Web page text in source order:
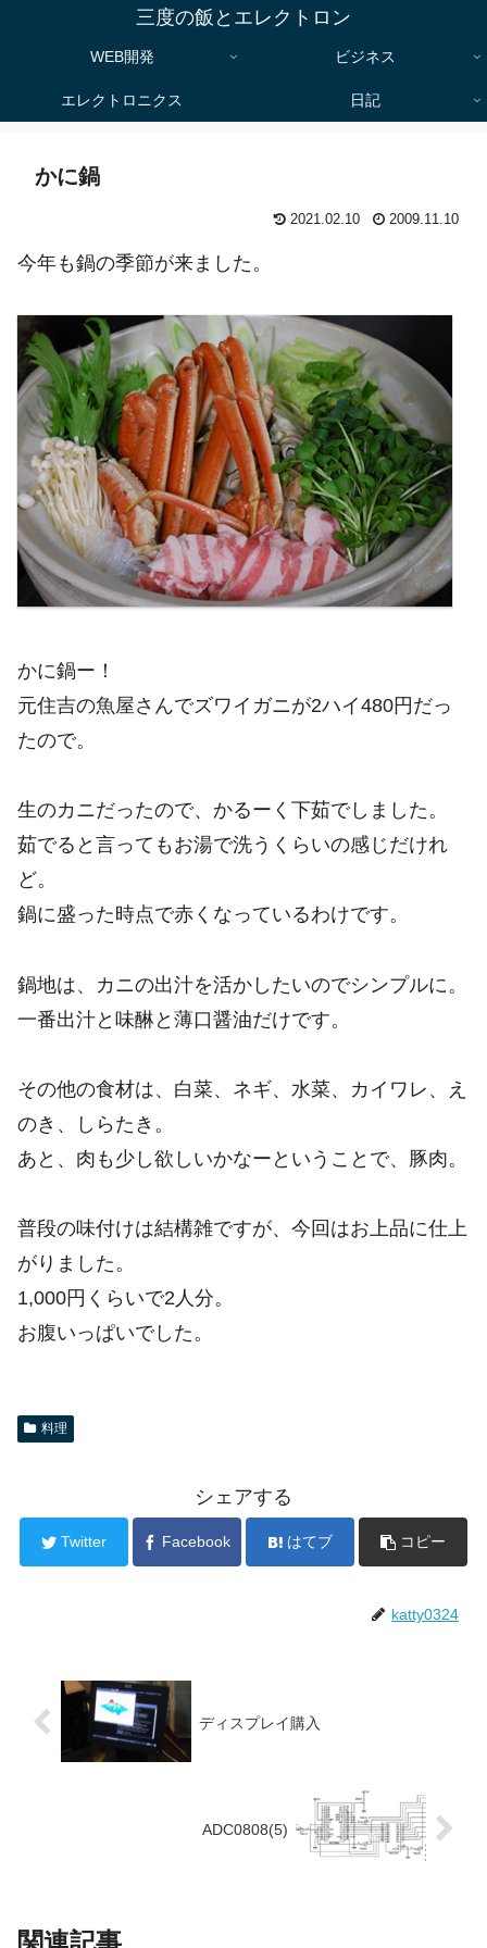
三度の飯とエレクトロン
WEB開発 ビジネス
エレクトロニクス 日記
かに鍋
2021.02.10 2009.11.10
今年も鍋の季節が来ました。
かに鍋ー！
元住吉の魚屋さんでズワイガニが2ハイ480円だっ
たので。
生のカニだったので、かるーく下茹でしました。
茹でると言ってもお湯で洗うくらいの感じだけれ
ど。
鍋に盛った時点で赤くなっているわけです。
鍋地は、カニの出汁を活かしたいのでシンプルに。
一番出汁と味醂と薄口醤油だけです。
その他の食材は、白菜、ネギ、水菜、カイワレ、え
のき、しらたき。
あと、肉も少し欲しいかなーということで、豚肉。
普段の味付けは結構雑ですが、今回はお上品に仕上
がりました。
1,000円くらいで2人分。
お腹いっぱいでした。
料理
シェアする
Twitter Facebook はてブ コピー
katty0324
ディスプレイ購入
ADC0808(5)
関連記事